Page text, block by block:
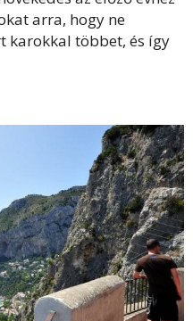
arra, hogy ne
karokkal többet, és így